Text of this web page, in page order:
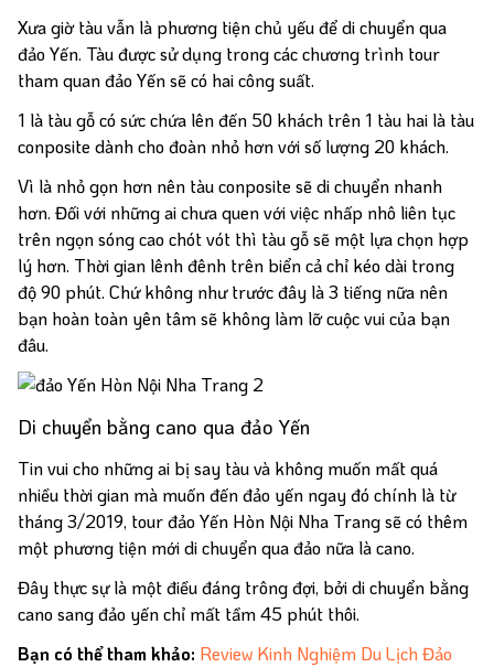
Xưa giờ tàu vẫn là phương tiện chủ yếu để di chuyển qua
đảo Yến. Tàu được sử dụng trong các chương trình tour
tham quan đảo Yến sẽ có hai công suất.
1 là tàu gỗ có sức chứa lên đến 50 khách trên 1 tàu hai là tàu
conposite dành cho đoàn nhỏ hơn với số lượng 20 khách.
Vì là nhỏ gọn hơn nên tàu conposite sẽ di chuyển nhanh
hơn. Đối với những ai chưa quen với việc nhấp nhô liên tục
trên ngọn sóng cao chót vót thì tàu gỗ sẽ một lựa chọn hợp
lý hơn. Thời gian lênh đênh trên biển cả chỉ kéo dài trong
độ 90 phút. Chứ không như trước đây là 3 tiếng nữa nên
bạn hoàn toàn yên tâm sẽ không làm lỡ cuộc vui của bạn
đâu.
Di chuyển bằng cano qua đảo Yến
Tin vui cho những ai bị say tàu và không muốn mất quá
nhiều thời gian mà muốn đến đảo yến ngay đó chính là từ
tháng 3/2019, tour đảo Yến Hòn Nội Nha Trang sẽ có thêm
một phương tiện mới di chuyển qua đảo nữa là cano.
Đây thực sự là một điều đáng trông đợi, bởi di chuyển bằng
cano sang đảo yến chỉ mất tầm 45 phút thôi.
Bạn có thể tham khảo: Review Kinh Nghiệm Du Lịch Đảo